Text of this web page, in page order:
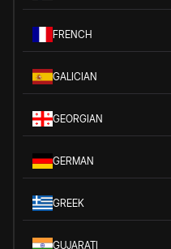
FRENCH
GALICIAN
GEORGIAN
GERMAN
GREEK
GUJARATI